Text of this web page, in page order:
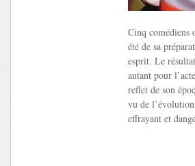
Cinq comédiens
été de sa
esprit. Le
autant pour
reflet de son
vu de
effrayant et